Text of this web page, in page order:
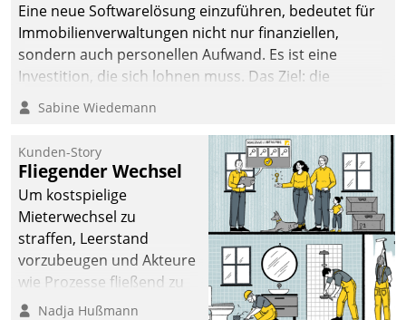
Eine neue Softwarelösung einzuführen, bedeutet für
Immobilienverwaltungen nicht nur finanziellen,
sondern auch personellen Aufwand. Es ist eine
Investition, die sich lohnen muss. Das Ziel: die
nachhaltige Optimierung der Geschäftsabläufe. Damit
dieses Ziel erreicht wird, sollten einige Grundregeln
Sabine Wiedemann
Kunden-Story
Fliegender Wechsel
Um kostspielige
Mieterwechsel zu
straffen, Leerstand
vorzubeugen und Akteure
wie Prozesse fließend zu
vernetzen, nutzt die
Nadja Hußmann